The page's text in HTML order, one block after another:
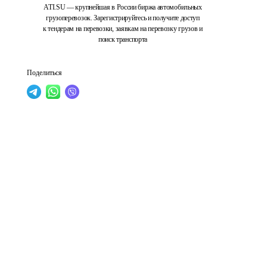
ATI.SU — крупнейшая в России биржа автомобильных
грузоперевозок. Зарегистрируйтесь и получите доступ
к тендерам на перевозки, заявкам на перевозку грузов и
поиск транспорта
Поделиться